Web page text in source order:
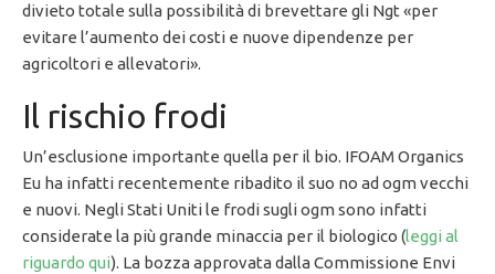
divieto totale sulla possibilità di brevettare gli Ngt «per
evitare l’aumento dei costi e nuove dipendenze per
agricoltori e allevatori».
Il rischio frodi
Un’esclusione importante quella per il bio. IFOAM Organics
Eu ha infatti recentemente ribadito il suo no ad ogm vecchi
e nuovi. Negli Stati Uniti le frodi sugli ogm sono infatti
considerate la più grande minaccia per il biologico (leggi al
riguardo qui). La bozza approvata dalla Commissione Envi